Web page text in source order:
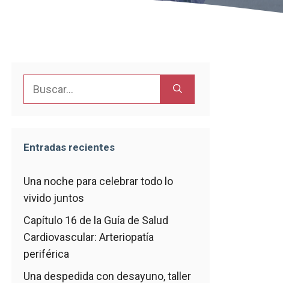
Entradas recientes
Una noche para celebrar todo lo
vivido juntos
Capítulo 16 de la Guía de Salud
Cardiovascular: Arteriopatía
periférica
Una despedida con desayuno, taller